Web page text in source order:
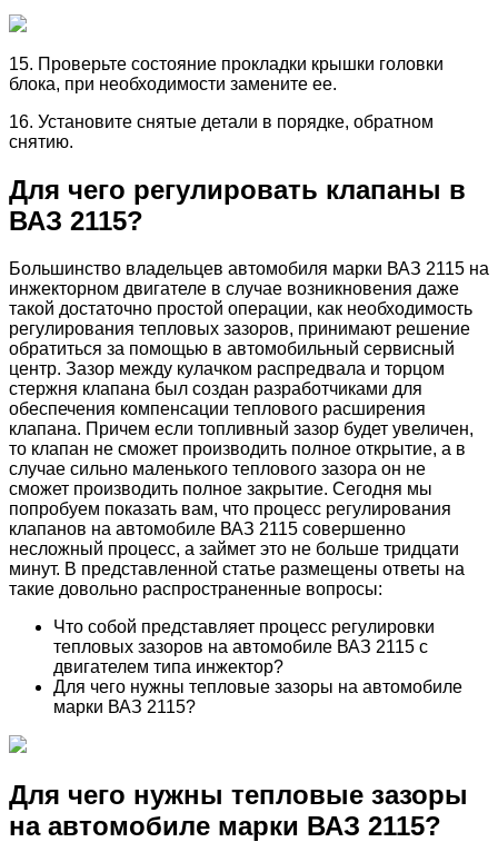
15. Проверьте состояние прокладки крышки головки
блока, при необходимости замените ее.
16. Установите снятые детали в порядке, обратном
снятию.
Для чего регулировать клапаны в
ВАЗ 2115?
Большинство владельцев автомобиля марки ВАЗ 2115 на
инжекторном двигателе в случае возникновения даже
такой достаточно простой операции, как необходимость
регулирования тепловых зазоров, принимают решение
обратиться за помощью в автомобильный сервисный
центр. Зазор между кулачком распредвала и торцом
стержня клапана был создан разработчиками для
обеспечения компенсации теплового расширения
клапана. Причем если топливный зазор будет увеличен,
то клапан не сможет производить полное открытие, а в
случае сильно маленького теплового зазора он не
сможет производить полное закрытие. Сегодня мы
попробуем показать вам, что процесс регулирования
клапанов на автомобиле ВАЗ 2115 совершенно
несложный процесс, а займет это не больше тридцати
минут. В представленной статье размещены ответы на
такие довольно распространенные вопросы:
Что собой представляет процесс регулировки
тепловых зазоров на автомобиле ВАЗ 2115 с
двигателем типа инжектор?
Для чего нужны тепловые зазоры на автомобиле
марки ВАЗ 2115?
Для чего нужны тепловые зазоры
на автомобиле марки ВАЗ 2115?